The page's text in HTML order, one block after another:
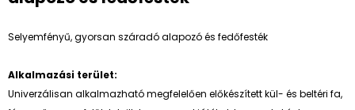
Selyemfényű, gyorsan száradó alapozó és fedőfesték
Alkalmazási terület:
Univerzálisan alkalmazható megfelelően előkészített kül- és beltéri fa,